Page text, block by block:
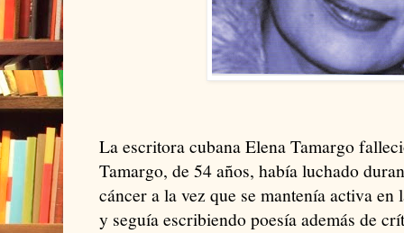
La escritora cubana Elena Tamargo
Tamargo, de 54 años, había luchado
cáncer a la vez que se mantenía activa
y seguía escribiendo poesía además de